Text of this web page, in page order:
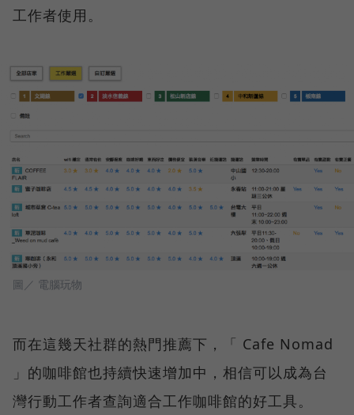
工作者使用。
圖／ 電腦玩物
而在這幾天社群的熱門推薦下，「 Cafe Nomad
」的咖啡館也持續快速增加中，相信可以成為台
灣行動工作者查詢適合工作咖啡館的好工具。